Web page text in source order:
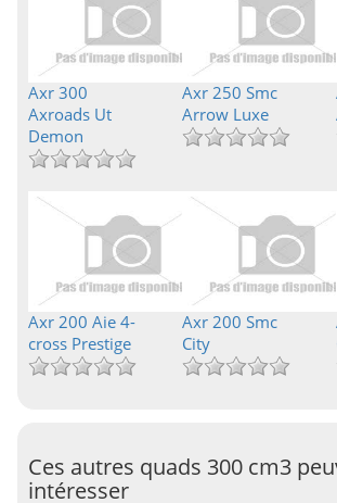
Axr 300
Axroads Ut
Demon
Axr 250 Smc
Arrow Luxe
Axr 200 Aie 4-
cross Prestige
Axr 200 Smc
City
Ces autres quads 300 cm3
intéresser